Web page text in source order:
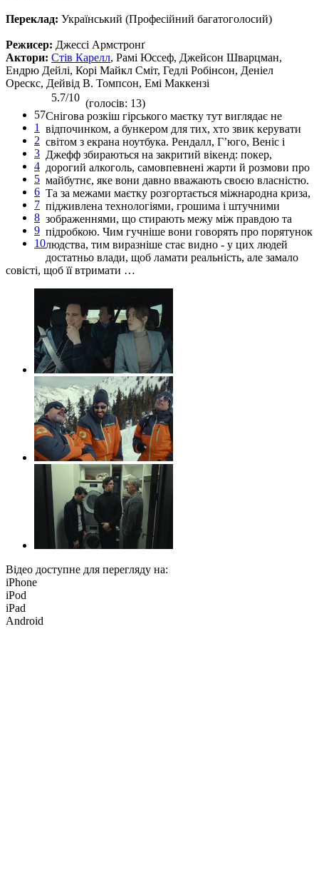
Переклад: Український (Професійний багатоголосий)
Режисер: Джессі Армстронґ
Актори: Стів Карелл, Рамі Юссеф, Джейсон Шварцман,
Ендрю Дейлі, Корі Майкл Сміт, Гедлі Робінсон, Деніел
Орескс, Дейвід В. Томпсон, Емі Маккензі
57
1
2
3
4
5
6
7
8
9
10
5.7/10 (голосів: 13)
Снігова розкіш гірського маєтку тут виглядає не
відпочинком, а бункером для тих, хто звик керувати
світом з екрана ноутбука. Рендалл, Г’юго, Веніс і
Джефф збираються на закритий вікенд: покер,
дорогий алкоголь, самовпевнені жарти й розмови про
майбутнє, яке вони давно вважають своєю власністю.
Та за межами маєтку розгортається міжнародна криза,
підживлена технологіями, грошима і штучними
зображеннями, що стирають межу між правдою та
підробкою. Чим гучніше вони говорять про порятунок
людства, тим виразніше стає видно - у цих людей
достатньо влади, щоб ламати реальність, але замало
совісті, щоб її втримати …
Відео доступне для перегляду на:
iPhone
iPod
iPad
Android